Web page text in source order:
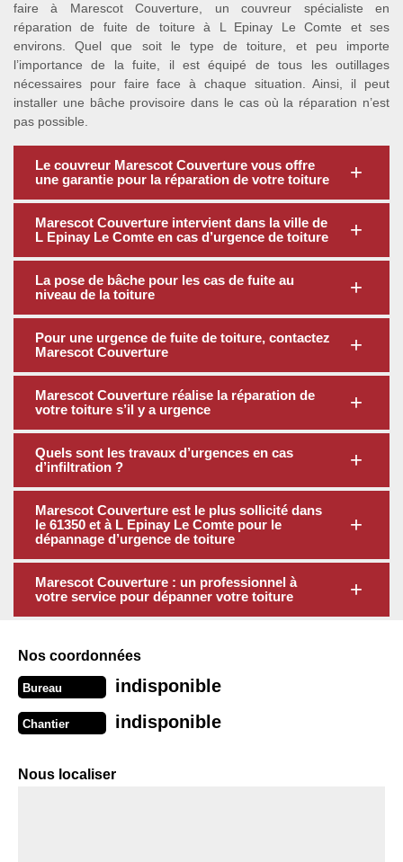
faire à Marescot Couverture, un couvreur spécialiste en
réparation de fuite de toiture à L Epinay Le Comte et ses
environs. Quel que soit le type de toiture, et peu importe
l’importance de la fuite, il est équipé de tous les outillages
nécessaires pour faire face à chaque situation. Ainsi, il peut
installer une bâche provisoire dans le cas où la réparation n’est
pas possible.
Le couvreur Marescot Couverture vous offre
une garantie pour la réparation de votre toiture
Marescot Couverture intervient dans la ville de
L Epinay Le Comte en cas d’urgence de toiture
La pose de bâche pour les cas de fuite au
niveau de la toiture
Pour une urgence de fuite de toiture, contactez
Marescot Couverture
Marescot Couverture réalise la réparation de
votre toiture s’il y a urgence
Quels sont les travaux d’urgences en cas
d’infiltration ?
Marescot Couverture est le plus sollicité dans
le 61350 et à L Epinay Le Comte pour le
dépannage d’urgence de toiture
Marescot Couverture : un professionnel à
votre service pour dépanner votre toiture
Nos coordonnées
Bureau indisponible
Chantier indisponible
Nous localiser